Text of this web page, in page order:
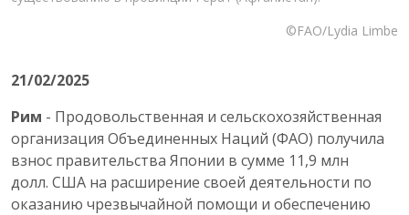
©FAO/Lydia Limbe
21/02/2025
Рим - Продовольственная и сельскохозяйственная
организация Объединенных Наций (ФАО) получила
взнос правительства Японии в сумме 11,9 млн
долл. США на расширение своей деятельности по
оказанию чрезвычайной помощи и обеспечению